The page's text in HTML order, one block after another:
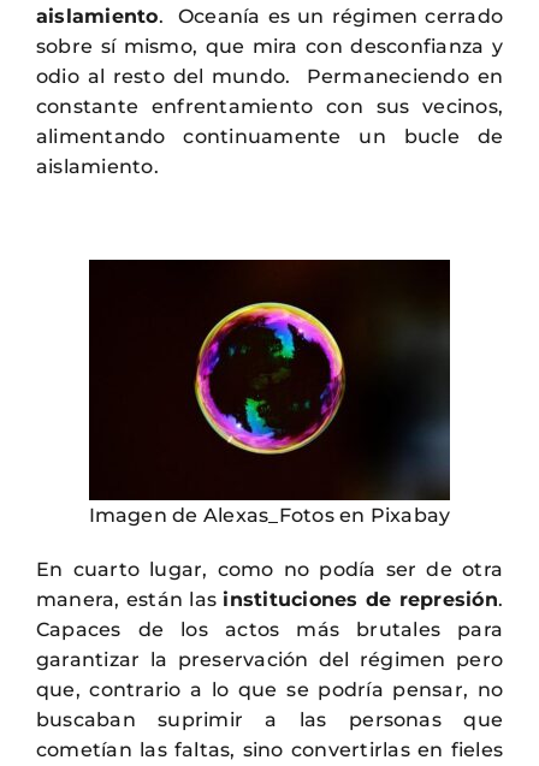
aislamiento. Oceanía es un régimen cerrado
sobre sí mismo, que mira con desconfianza y
odio al resto del mundo. Permaneciendo en
constante enfrentamiento con sus vecinos,
alimentando continuamente un bucle de
aislamiento.
Imagen de Alexas_Fotos en Pixabay
En cuarto lugar, como no podía ser de otra
manera, están las instituciones de represión.
Capaces de los actos más brutales para
garantizar la preservación del régimen pero
que, contrario a lo que se podría pensar, no
buscaban suprimir a las personas que
cometían las faltas, sino convertirlas en fieles